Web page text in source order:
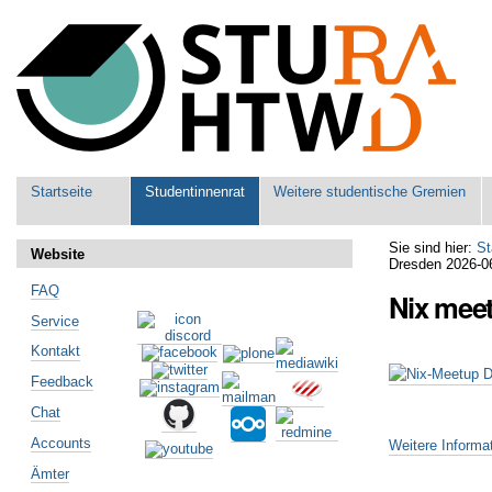
Werkzeuge
Sektionen
Startseite Studentinnenrat Weitere studentische Gremien
Sie sind hier:
Dresden 2026-
Nix
Weitere
Website
FAQ
Service
Kontakt
Feedback
Chat
Accounts
Ämter